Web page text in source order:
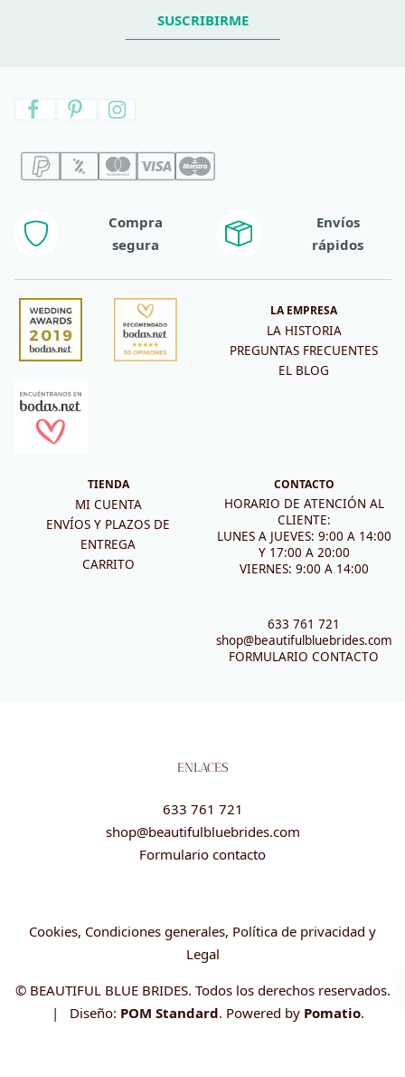
SUSCRIBIRME
Compra
segura
Envíos
rápidos
LA EMPRESA
LA HISTORIA
PREGUNTAS FRECUENTES
EL BLOG
TIENDA
MI CUENTA
ENVÍOS Y PLAZOS DE
ENTREGA
CARRITO
CONTACTO
HORARIO DE ATENCIÓN AL
CLIENTE:
LUNES A JUEVES: 9:00 A 14:00
Y 17:00 A 20:00
VIERNES: 9:00 A 14:00
633 761 721
shop@beautifulbluebrides.com
FORMULARIO CONTACTO
ENLACES
633 761 721
shop@beautifulbluebrides.com
Formulario contacto
Cookies, Condiciones generales, Política de privacidad y
Legal
© BEAUTIFUL BLUE BRIDES. Todos los derechos reservados.
| Diseño: POM Standard. Powered by Pomatio.